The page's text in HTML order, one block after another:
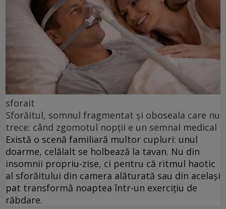
sforait
Sforăitul, somnul fragmentat și oboseala care nu
trece: când zgomotul nopții e un semnal medical
Există o scenă familiară multor cupluri: unul
doarme, celălalt se holbează la tavan. Nu din
insomnii propriu-zise, ci pentru că ritmul haotic
al sforăitului din camera alăturată sau din același
pat transformă noaptea într-un exercițiu de
răbdare.